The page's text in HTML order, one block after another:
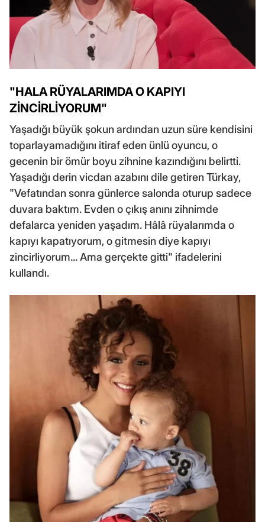
"HALA RÜYALARIMDA O KAPIYI
ZİNCİRLİYORUM"
Yaşadığı büyük şokun ardından uzun süre kendisini
toparlayamadığını itiraf eden ünlü oyuncu, o
gecenin bir ömür boyu zihnine kazındığını belirtti.
Yaşadığı derin vicdan azabını dile getiren Türkay,
"Vefatından sonra günlerce salonda oturup sadece
duvara baktım. Evden o çıkış anını zihnimde
defalarca yeniden yaşadım. Hâlâ rüyalarımda o
kapıyı kapatıyorum, o gitmesin diye kapıyı
zincirliyorum... Ama gerçekte gitti" ifadelerini
kullandı.